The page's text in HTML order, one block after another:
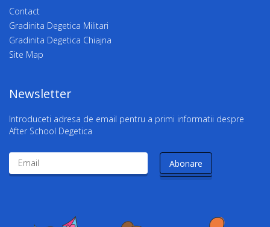
Contact
Gradinita Degetica Militari
Gradinita Degetica Chiajna
Site Map
Newsletter
Introduceti adresa de email pentru a primi informatii despre
After School Degetica